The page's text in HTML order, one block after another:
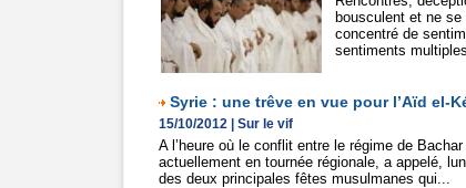
bousculent et ne
concentré de
sentiments
Syrie : une trêve en vue pour l’Aïd el-
15/10/2012 Sur le vif
A l’heure où le conflit entre le régime de
actuellement en tournée régionale, a appelé,
des deux principales fêtes musulmanes qui...